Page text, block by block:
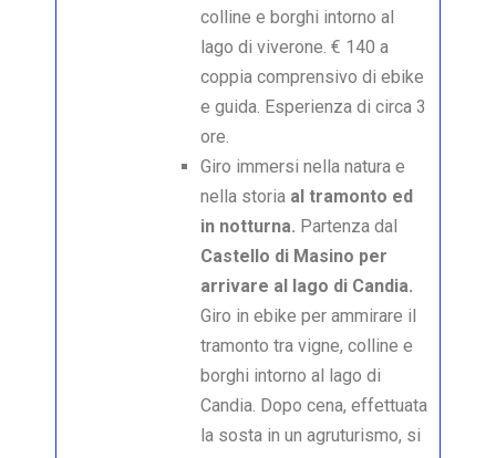
colline e borghi intorno al
lago di viverone. € 140 a
coppia comprensivo di ebike
e guida. Esperienza di circa 3
ore.
Giro immersi nella natura e
nella storia al tramonto ed
in notturna. Partenza dal
Castello di Masino per
arrivare al lago di Candia.
Giro in ebike per ammirare il
tramonto tra vigne, colline e
borghi intorno al lago di
Candia. Dopo cena, effettuata
la sosta in un agruturismo, si